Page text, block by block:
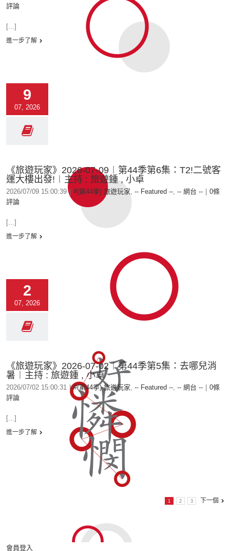
評論
[...]
進一步了解
9
07, 2026
《旅遊玩家》2026-07-09︱第44季第6集：T2!二號客
運大樓出發!︱主持 : 旅遊鍾 , 小卓
2026/07/09 15:00:39 #(第44季) 旅遊玩家, -- Featured --, -- 網台 --
0條
評論
[...]
進一步了解
2
07, 2026
《旅遊玩家》2026-07-02︱第44季第5集：去哪兒消
暑︱主持 : 旅遊鍾 , 小卓
2026/07/02 15:00:31 | #(第44季) 旅遊玩家, -- Featured --, -- 網台 --
0條
評論
[...]
進一步了解
1 2 3 下一個
會員登入